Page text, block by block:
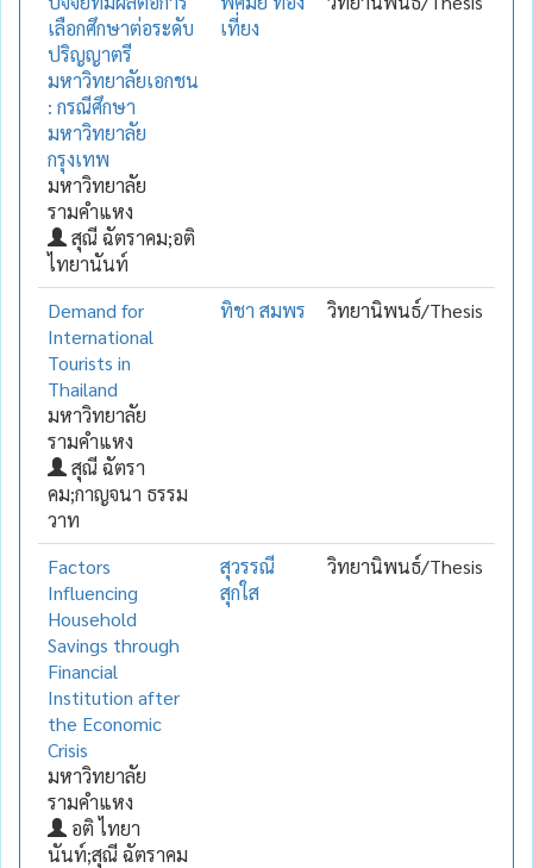
เลือกศึกษาต่อระดับ
ปริญญาตรี
มหาวิทยาลัยเอกชน
: กรณีศึกษา
มหาวิทยาลัย
กรุงเทพ
มหาวิทยาลัย
รามคำแหง
สุณี ฉัตราคม;อติ
ไทยานันท์
เที่ยง
Demand for
International
Tourists in
Thailand
มหาวิทยาลัย
รามคำแหง
สุณี ฉัตรา
คม;กาญจนา ธรรม
วาท
ทิชา สมพร วิทยานิพนธ์/Thesis
Factors
Influencing
Household
Savings through
Financial
Institution after
the Economic
Crisis
มหาวิทยาลัย
รามคำแหง
อติ ไทยา
นันท์;สุณี ฉัตราคม
สุวรรณี
สุกใส
วิทยานิพนธ์/Thesis